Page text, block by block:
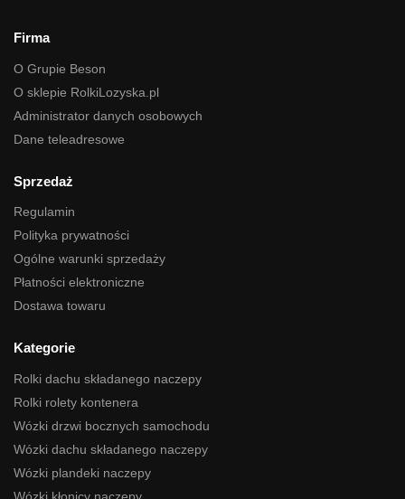
Firma
O Grupie Beson
O sklepie RolkiLozyska.pl
Administrator danych osobowych
Dane teleadresowe
Sprzedaż
Regulamin
Polityka prywatności
Ogólne warunki sprzedaży
Płatności elektroniczne
Dostawa towaru
Kategorie
Rolki dachu składanego naczepy
Rolki rolety kontenera
Wózki drzwi bocznych samochodu
Wózki dachu składanego naczepy
Wózki plandeki naczepy